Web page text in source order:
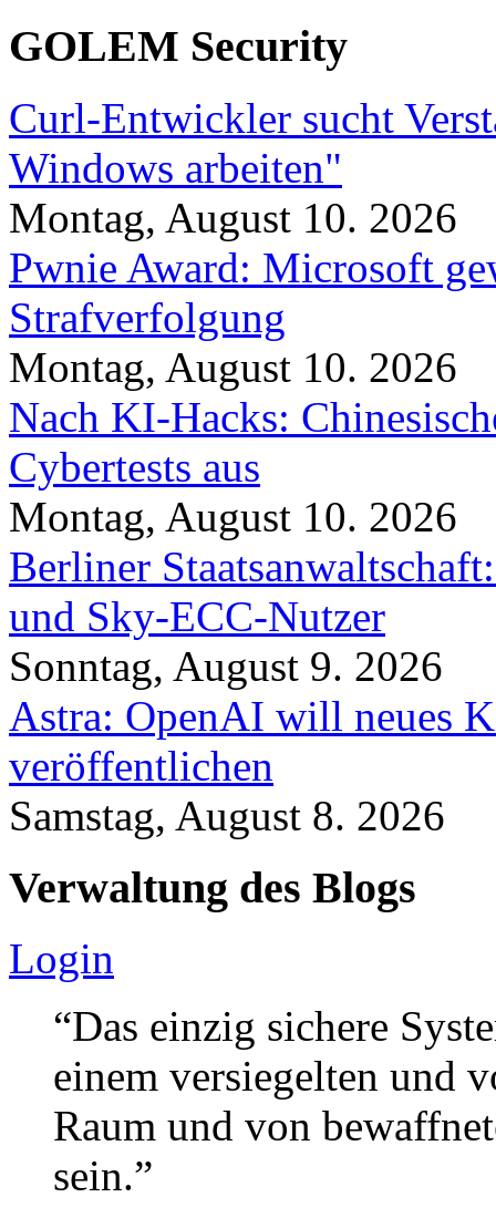
GOLEM Security
Curl-Entwickler sucht
Windows arbeiten"
Montag, August 10. 2026
Pwnie Award: Microsoft
Strafverfolgung
Montag, August 10. 2026
Nach KI-Hacks:
Cybertests aus
Montag, August 10. 2026
Berliner
und Sky-ECC-Nutzer
Sonntag, August 9. 2026
Astra: OpenAI will neues
veröffentlichen
Samstag, August 8. 2026
Verwaltung des Blogs
Login
“Das einzig sichere
einem versiegelten und
Raum und von
sein.”